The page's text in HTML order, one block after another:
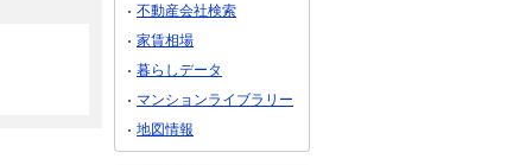
不動産会社検索
家賃相場
暮らしデータ
マンションライブラリー
地図情報